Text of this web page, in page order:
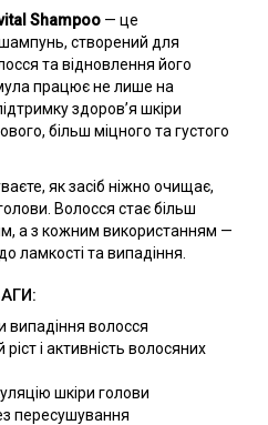
Shampoo — це
створений для
та відновлення його
працює не лише на
здоров’я шкіри
більш міцного та густого
як засіб ніжно очищає,
Волосся стає більш
а з кожним використанням —
ламкості та випадіння.
волосся
і активність волосяних
шкіри голови
пересушування